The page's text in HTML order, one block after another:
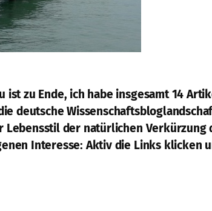
zu Ende, ich habe insgesamt 14
deutsche
Lebensstil der natürlichen
Interesse: Aktiv die Links klicken